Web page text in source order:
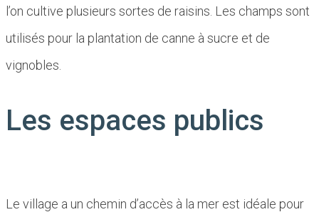
l’on cultive plusieurs sortes de raisins. Les champs sont
utilisés pour la plantation de canne à sucre et de
vignobles.
Les espaces publics
Le village a un chemin d’accès à la mer est idéale pour